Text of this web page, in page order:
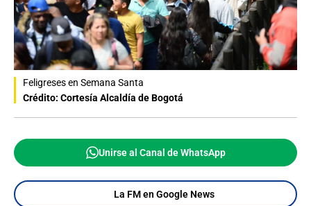
Feligreses en Semana Santa
Crédito: Cortesía Alcaldía de Bogotá
Unirse al Canal de WhatsApp
La FM en Google News